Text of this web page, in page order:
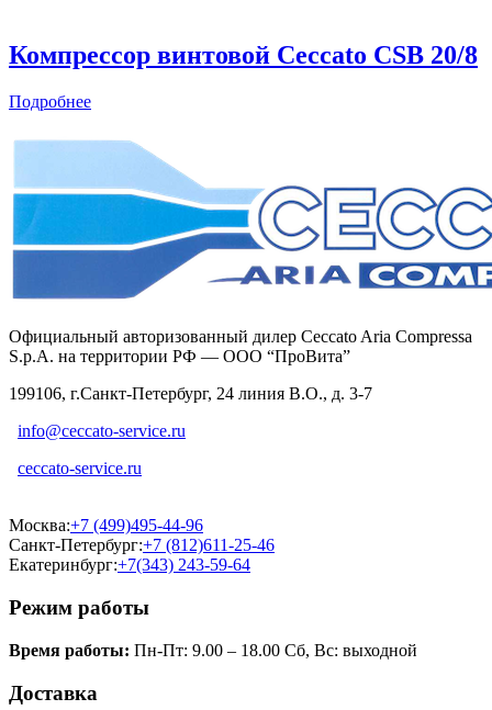
Компрессор винтовой Ceccato CSB 20/8
Подробнее
Официальный авторизованный дилер Ceccato Aria Compressa
S.p.A. на территории РФ — ООО “ПроВита”
199106, г.Санкт-Петербург, 24 линия В.О., д. 3-7
info@ceccato-service.ru
ceccato-service.ru
Москва:+7 (499)495-44-96
Санкт-Петербург:+7 (812)611-25-46
Екатеринбург:+7(343) 243-59-64
Режим работы
Время работы: Пн-Пт: 9.00 – 18.00 Сб, Вс: выходной
Доставка